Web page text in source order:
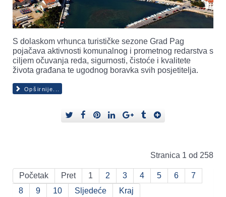
S dolaskom vrhunca turističke sezone Grad Pag
pojačava aktivnosti komunalnog i prometnog redarstva s
ciljem očuvanja reda, sigurnosti, čistoće i kvalitete
života građana te ugodnog boravka svih posjetitelja.
Opširnije...
Stranica 1 od 258
Početak Pret 1 2 3 4 5 6
7
8
9 10 Sljedeće Kraj